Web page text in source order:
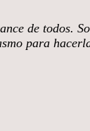
de todos.
para